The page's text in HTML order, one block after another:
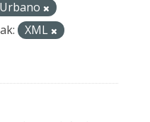
Urbano
XML